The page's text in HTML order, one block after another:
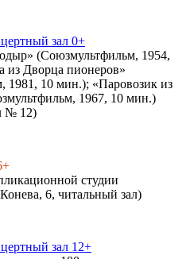
зал 0+
(Союзмультфильм, 1954,
из Дворца пионеров»
1981, 10 мин.); «Паровозик из
1967, 10 мин.)
№ 12)
студии
6, читальный зал)
зал 12+